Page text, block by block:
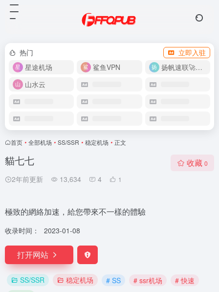
热门
立即入驻
星途机场
鲨鱼VPN
扬帆速联🚀很快
山水云
首页 • 全部机场 • SS/SSR • 稳定机场 • 正文
貓七七
2年前更新 13,634 4 1
收藏 0
極致的網絡加速，給您帶來不一樣的體驗
收录时间： 2023-01-08
打开网站
SS/SSR 稳定机场 # SS # ssr机场
# 快速